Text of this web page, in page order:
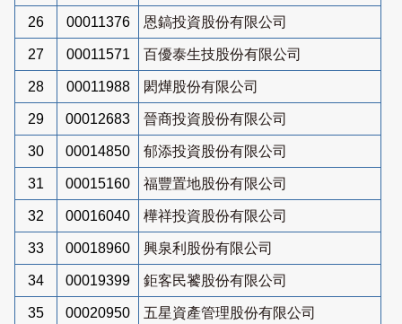
26 00011376 恩鎬投資股份有限公司
27 00011571 百優泰生技股份有限公司
28 00011988 閎燁股份有限公司
29 00012683 晉商投資股份有限公司
30 00014850 郁添投資股份有限公司
31 00015160 福豐置地股份有限公司
32 00016040 樺祥投資股份有限公司
33 00018960 興泉利股份有限公司
34 00019399 鉅客民饕股份有限公司
35 00020950 五星資產管理股份有限公司